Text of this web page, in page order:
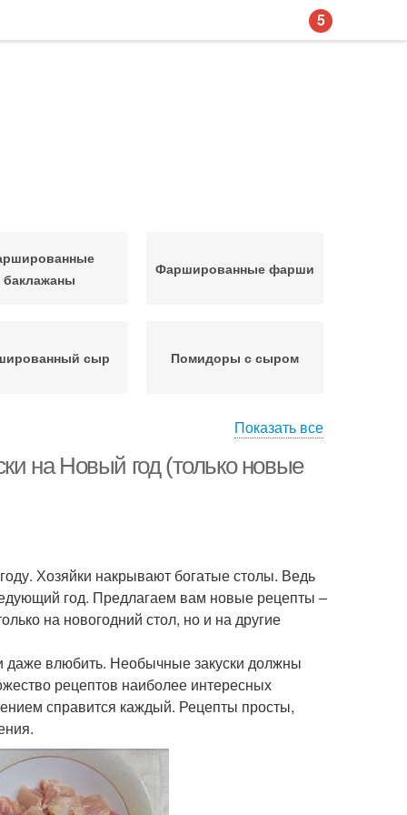
баклажаны
Фаршированные фарши
сыр Помидоры с сыром
Показать все
на Новый год (только новые
Хозяйки накрывают богатые столы. Ведь
год. Предлагаем вам новые рецепты –
на новогодний стол, но и на другие
даже влюбить. Необычные закуски должны
рецептов наиболее интересных
справится каждый. Рецепты просты,
5